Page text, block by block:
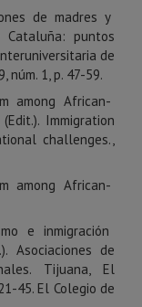
de madres y
puntos
de
núm. 1, p. 47-59.
among African-
Immigration
challenges.,
among African-
e inmigración
Asociaciones de
Tijuana, El
45. El Colegio de